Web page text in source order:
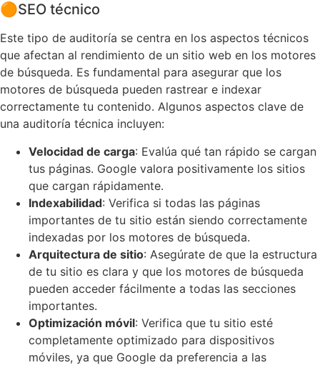
🟠SEO técnico
Este tipo de auditoría se centra en los aspectos técnicos
que afectan al rendimiento de un sitio web en los motores
de búsqueda. Es fundamental para asegurar que los
motores de búsqueda pueden rastrear e indexar
correctamente tu contenido. Algunos aspectos clave de
una auditoría técnica incluyen:
Velocidad de carga: Evalúa qué tan rápido se cargan
tus páginas. Google valora positivamente los sitios
que cargan rápidamente.
Indexabilidad: Verifica si todas las páginas
importantes de tu sitio están siendo correctamente
indexadas por los motores de búsqueda.
Arquitectura de sitio: Asegúrate de que la estructura
de tu sitio es clara y que los motores de búsqueda
pueden acceder fácilmente a todas las secciones
importantes.
Optimización móvil: Verifica que tu sitio esté
completamente optimizado para dispositivos
móviles, ya que Google da preferencia a las